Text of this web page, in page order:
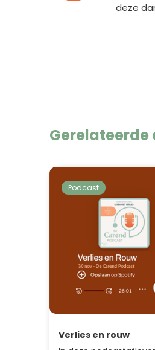
deze
Gerelateerde
Podcast
Verlies en rouw